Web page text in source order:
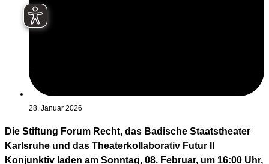
28. Januar 2026
Die Stiftung Forum Recht, das Badische Staatstheater
Karlsruhe und das Theaterkollaborativ Futur II
Konjunktiv laden am Sonntag, 08. Februar, um 16:00 Uhr,